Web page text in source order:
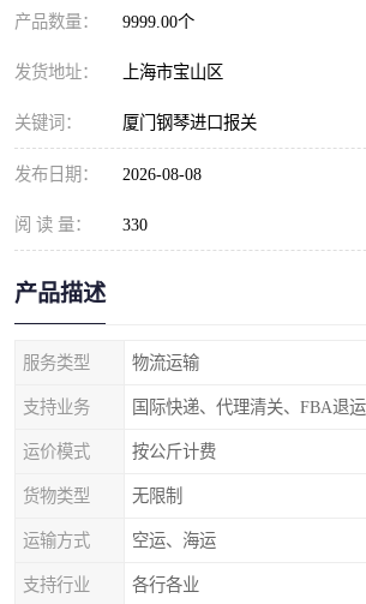
产品数量： 9999.00个
发货地址： 上海市宝山区
关键词： 厦门钢琴进口报关
发布日期： 2026-08-08
阅 读 量： 330
产品描述
服务类型 物流运输
支持业务
运价模式 按公斤计费
货物类型 无限制
运输方式 空运、海运
支持行业 各行各业